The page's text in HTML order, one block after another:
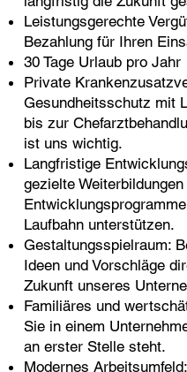
Leistungsgerechte
Bezahlung für Ihren
30 Tage Urlaub pro Jahr
Private
Gesundheitsschutz mit
bis zur
ist uns wichtig.
Langfristige
gezielte Weiterbildungen
Laufbahn unterstützen.
Gestaltungsspielraum:
Ideen und Vorschläge
Zukunft unseres
Familiäres und
Sie in einem
an erster Stelle steht.
Modernes